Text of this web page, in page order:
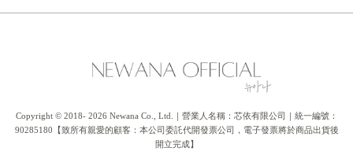
Copyright © 2018- 2026 Newana Co., Ltd.｜營業人名稱：芯依有限公司｜統一編號：
90285180【致所有親愛的顧客：本公司委託代開發票公司，電子發票將於商品出貨後
開立完成】